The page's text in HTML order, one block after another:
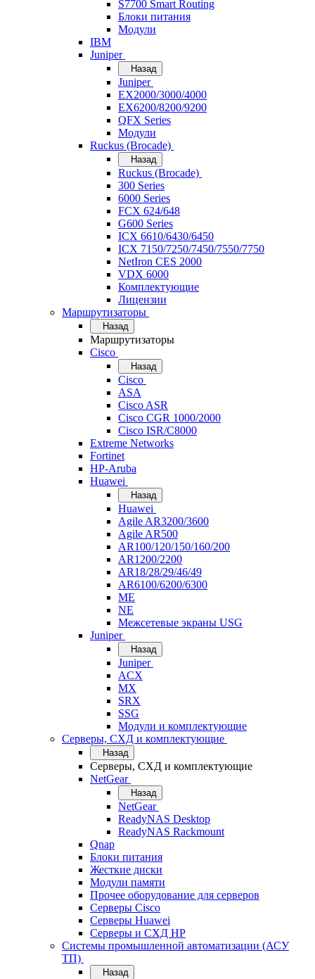
S7700 Smart Routing
Блоки питания
Модули
IBM
Juniper
Назад
Juniper
EX2000/3000/4000
EX6200/8200/9200
QFX Series
Модули
Ruckus (Brocade)
Назад
Ruckus (Brocade)
300 Series
6000 Series
FCX 624/648
G600 Series
ICX 6610/6430/6450
ICX 7150/7250/7450/7550/7750
NetIron CES 2000
VDX 6000
Комплектующие
Лицензии
Маршрутизаторы
Назад
Маршрутизаторы
Cisco
Назад
Cisco
ASA
Cisco ASR
Cisco CGR 1000/2000
Cisco ISR/С8000
Extreme Networks
Fortinet
HP-Aruba
Huawei
Назад
Huawei
Agile AR3200/3600
Agile AR500
AR100/120/150/160/200
AR1200/2200
AR18/28/29/46/49
AR6100/6200/6300
ME
NE
Межсетевые экраны USG
Juniper
Назад
Juniper
ACX
MX
SRX
SSG
Модули и комплектующие
Серверы, СХД и комплектующие
Назад
Серверы, СХД и комплектующие
NetGear
Назад
NetGear
ReadyNAS Desktop
ReadyNAS Rackmount
Qnap
Блоки питания
Жесткие диски
Модули памяти
Прочее оборудование для серверов
Серверы Cisco
Серверы Huawei
Серверы и СХД HP
Системы промышленной автоматизации (АСУ
ТП)
Назад